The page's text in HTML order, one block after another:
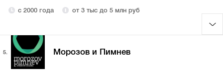
с 2000 года от 3 тыс до 5 млн руб
5. Морозов и Пимнев